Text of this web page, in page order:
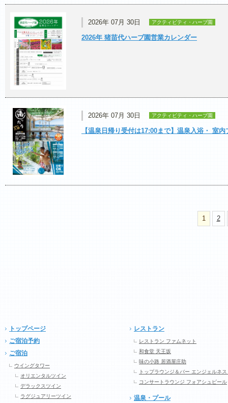
2026年 07月 30日 アクティビティ・ハーブ園
2026年 猪苗代ハーブ園営業カレンダー
2026年 07月 30日 アクティビティ・ハーブ園
【温泉日帰り受付は17:00まで】温泉入浴・ 室
1 2
トップページ
ご宿泊予約
ご宿泊
ウイングタワー
オリエンタルツイン
デラックスツイン
ラグジュアリーツイン
レストラン
レストラン ファムネット
和食堂 天王坂
味の小路 居酒屋庄助
トップラウンジ＆バー エンジェルネス
コンサートラウンジ フォアシュピール
温泉・プール